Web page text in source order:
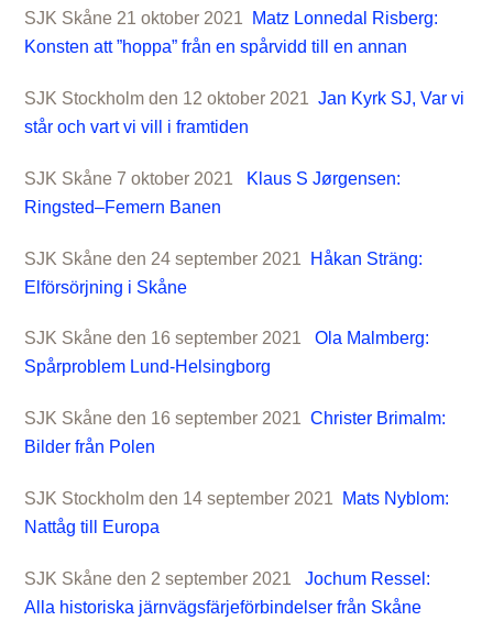
SJK Skåne 21 oktober 2021 Matz Lonnedal Risberg:
Konsten att ”hoppa” från en spårvidd till en annan
SJK Stockholm den 12 oktober 2021Jan Kyrk SJ, Var vi
står och vart vi vill i framtiden
SJK Skåne 7 oktober 2021 Klaus S Jørgensen:
Ringsted–Femern Banen
SJK Skåne den 24 september 2021 Håkan Sträng:
Elförsörjning i Skåne
SJK Skåne den 16 september 2021Ola Malmberg:
Spårproblem Lund-Helsingborg
SJK Skåne den 16 september 2021Christer Brimalm:
Bilder från Polen
SJK Stockholm den 14 september 2021 Mats Nyblom:
Nattåg till Europa
SJK Skåne den 2 september 2021Jochum Ressel:
Alla historiska järnvägsfärjeförbindelser från Skåne